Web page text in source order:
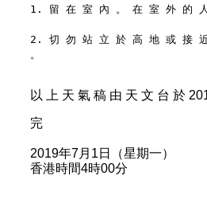
1. 留 在 室 內 。 在 室 外 的
2. 切 勿 站 立 於 高 地 或 接
。
以 上 天 氣 稿 由 天 文 台 於
完
2019年7月1日（星期一）
香港時間4時00分